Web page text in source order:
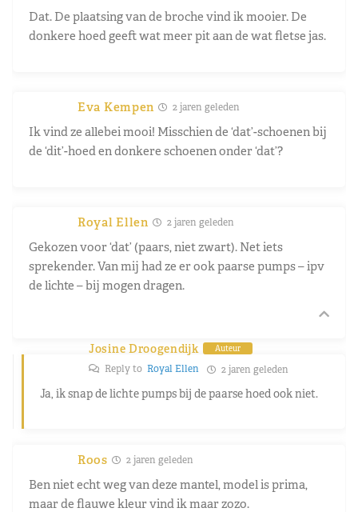
Dat. De plaatsing van de broche vind ik mooier. De
donkere hoed geeft wat meer pit aan de wat fletse jas.
Eva Kempen 2 jaren geleden
Ik vind ze allebei mooi! Misschien de ‘dat’-schoenen bij
de ‘dit’-hoed en donkere schoenen onder ‘dat’?
Royal Ellen 2 jaren geleden
Gekozen voor ‘dat’ (paars, niet zwart). Net iets
sprekender. Van mij had ze er ook paarse pumps – ipv
de lichte – bij mogen dragen.
Josine Droogendijk Auteur
Reply to Royal Ellen 2 jaren geleden
Ja, ik snap de lichte pumps bij de paarse hoed ook niet.
Roos 2 jaren geleden
Ben niet echt weg van deze mantel, model is prima,
maar de flauwe kleur vind ik maar zozo.